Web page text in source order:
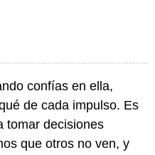
confías en ella,
de cada impulso. Es
tomar decisiones
que otros no ven, y